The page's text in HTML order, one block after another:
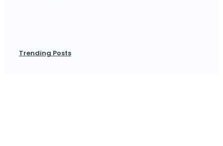
Trending Posts